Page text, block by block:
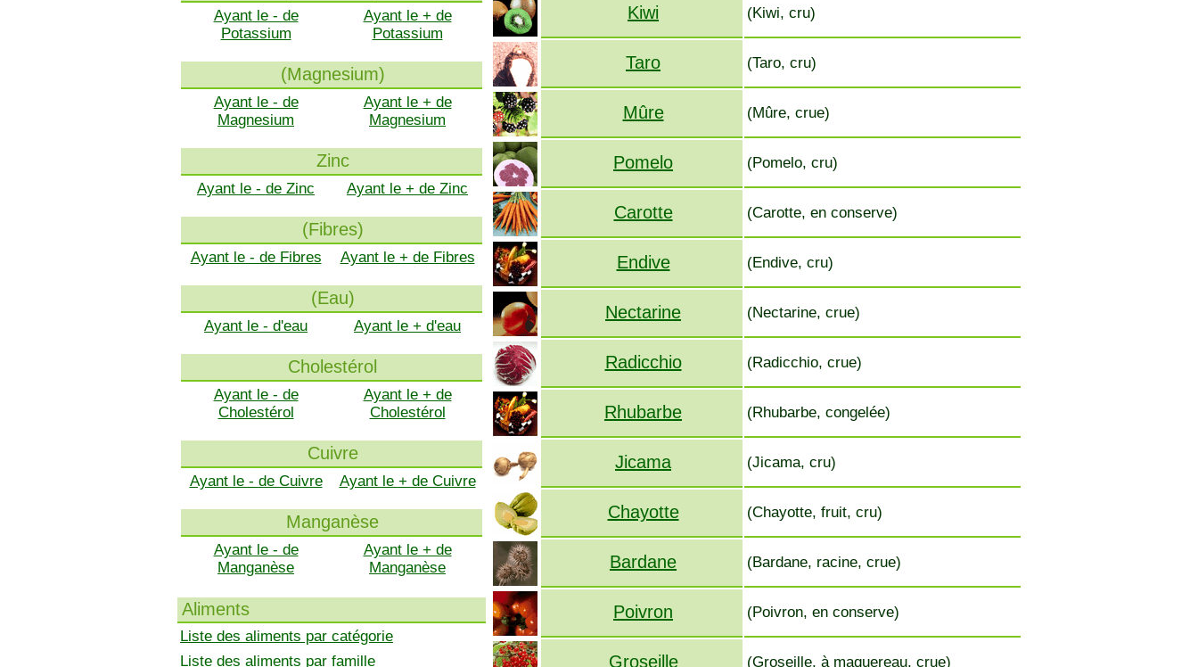
Ayant le - de
Potassium
Ayant le + de
Potassium
(Magnesium)
Ayant le - de
Magnesium
Ayant le + de
Magnesium
Zinc
Ayant le - de Zinc Ayant le + de Zinc
(Fibres)
Ayant le - de Fibres Ayant le + de Fibres
(Eau)
Ayant le - d'eau Ayant le + d'eau
Cholestérol
Ayant le - de
Cholestérol
Ayant le + de
Cholestérol
Cuivre
Ayant le - de Cuivre Ayant le + de Cuivre
Manganèse
Ayant le - de
Manganèse
Ayant le + de
Manganèse
Aliments
Liste des aliments par catégorie
Liste des aliments par famille
Kiwi (Kiwi, cru)
Taro (Taro, cru)
Mûre (Mûre, crue)
Pomelo (Pomelo, cru)
Carotte (Carotte, en conserve)
Endive (Endive, cru)
Nectarine (Nectarine, crue)
Radicchio (Radicchio, crue)
Rhubarbe (Rhubarbe, congelée)
Jicama (Jicama, cru)
Chayotte (Chayotte, fruit, cru)
Bardane (Bardane, racine, crue)
Poivron (Poivron, en conserve)
Groseille (Groseille, à maquereau, crue)